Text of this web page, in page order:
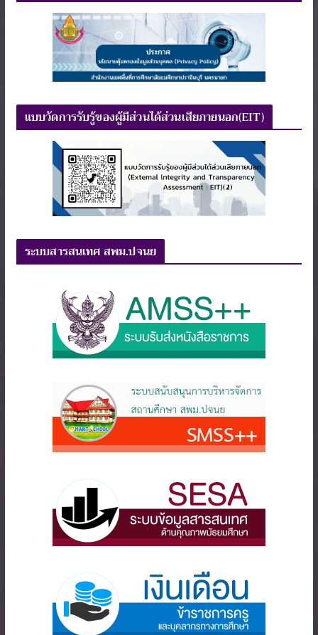
แบบวัดการรับรู้ของผู้มีส่วนได้ส่วนเสียภายนอก(EIT)
ระบบสารสนเทศ สพม.ปจนย